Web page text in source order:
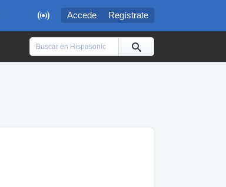
 Accede Regístrate